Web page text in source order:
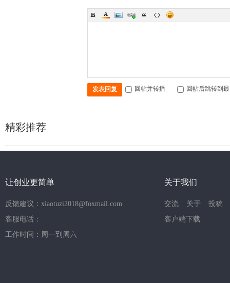
发表回复 回帖并转播 回帖后跳转到
精彩推荐
让创业更简单
反馈建议：xiaotuzi2018@foxmail.com
客服电话：
工作时间：周一到周六
关于我们
交流 关于
投稿
客户端下载